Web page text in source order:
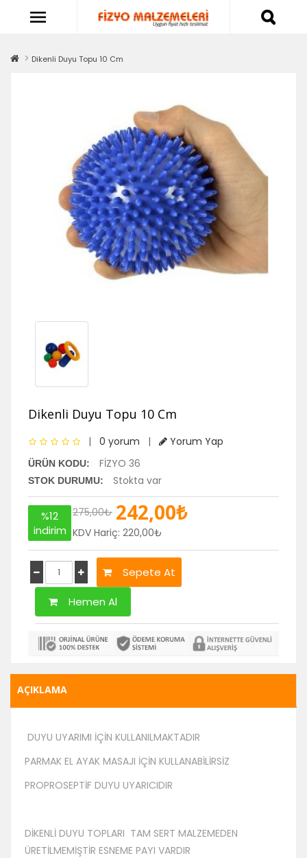
Dikenli Duyu Topu 10 Cm
Dikenli Duyu Topu 10 Cm
| 0 yorum | Yorum Yap
ÜRÜN KODU: FİZYO 36
STOK DURUMU: Stokta var
%12
indirim
275,00₺ 242,00₺
KDV Hariç: 220,00₺
Sepete At
Hemen Al
AÇIKLAMA
DUYU UYARIMI İÇİN KULLANILMAKTADIR
PARMAK EL AYAK MASAJI İÇİN KULLANABİLİRSİZ
PROPROSEPTİF DUYU UYARICIDIR
DİKENLİ DUYU TOPLARI TAM SERT MALZEMEDEN
ÜRETİLMEMİŞTİR ESNEME PAYI VARDIR